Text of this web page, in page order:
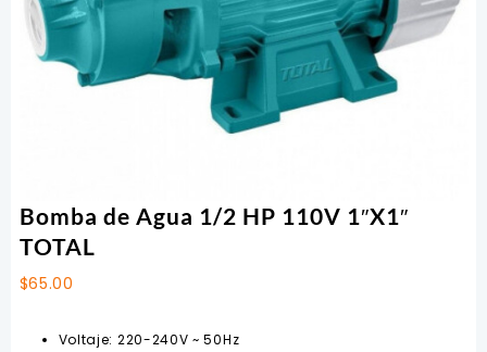
Bomba de Agua 1/2 HP 110V 1″X1″
TOTAL
$65.00
Voltaje: 220-240V ~ 50Hz